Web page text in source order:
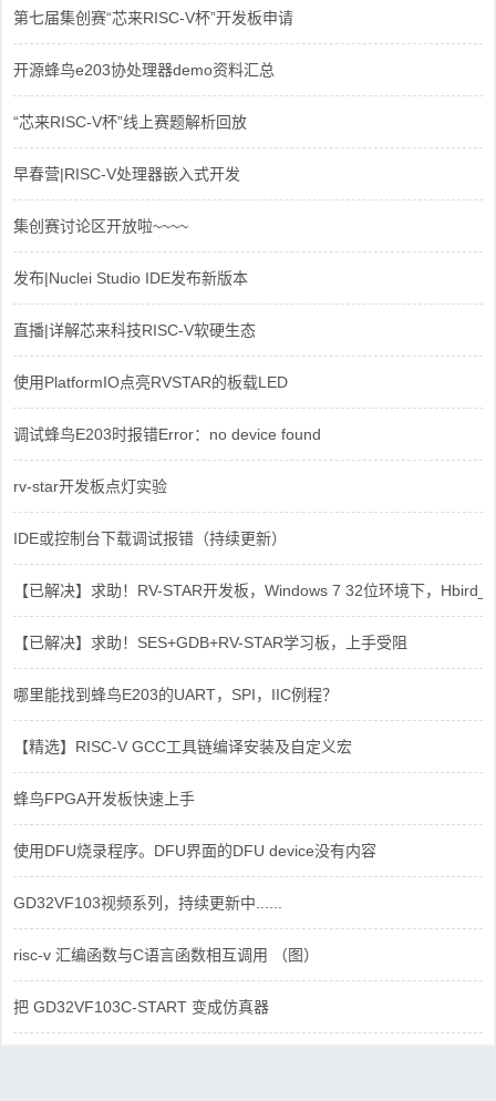
第七届集创赛“芯来RISC-V杯”开发板申请
开源蜂鸟e203协处理器demo资料汇总
“芯来RISC-V杯”线上赛题解析回放
早春营|RISC-V处理器嵌入式开发
集创赛讨论区开放啦~~~~
发布|Nuclei Studio IDE发布新版本
直播|详解芯来科技RISC-V软硬生态
使用PlatformIO点亮RVSTAR的板载LED
调试蜂鸟E203时报错Error：no device found
rv-star开发板点灯实验
IDE或控制台下载调试报错（持续更新）
【已解决】求助！RV-STAR开发板，Windows 7 32位环境下，
【已解决】求助！SES+GDB+RV-STAR学习板，上手受阻
哪里能找到蜂鸟E203的UART，SPI，IIC例程？
【精选】RISC-V GCC工具链编译安装及自定义宏
蜂鸟FPGA开发板快速上手
使用DFU烧录程序。DFU界面的DFU device没有内容
GD32VF103视频系列，持续更新中......
risc-v 汇编函数与C语言函数相互调用 （图）
把 GD32VF103C-START 变成仿真器